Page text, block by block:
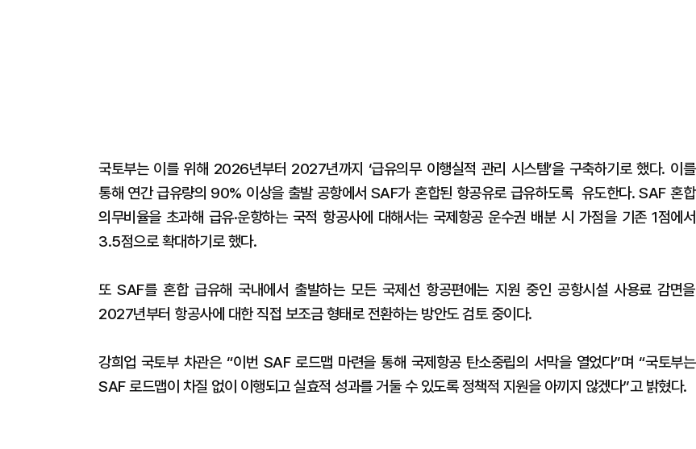
국토부는 이를 위해 2026년부터 2027년까지 ‘급유의무 이행실적 관리 시스템’을 구축하기로 했다. 이를
통해 연간 급유량의 90% 이상을 출발 공항에서 SAF가 혼합된 항공유로 급유하도록 유도한다. SAF 혼합
의무비율을 초과해 급유·운항하는 국적 항공사에 대해서는 국제항공 운수권 배분 시 가점을 기존 1점에서
3.5점으로 확대하기로 했다.
또 SAF를 혼합 급유해 국내에서 출발하는 모든 국제선 항공편에는 지원 중인 공항시설 사용료 감면을
2027년부터 항공사에 대한 직접 보조금 형태로 전환하는 방안도 검토 중이다.
강희업 국토부 차관은 “이번 SAF 로드맵 마련을 통해 국제항공 탄소중립의 서막을 열었다”며 “국토부는
SAF 로드맵이 차질 없이 이행되고 실효적 성과를 거둘 수 있도록 정책적 지원을 아끼지 않겠다”고 밝혔다.